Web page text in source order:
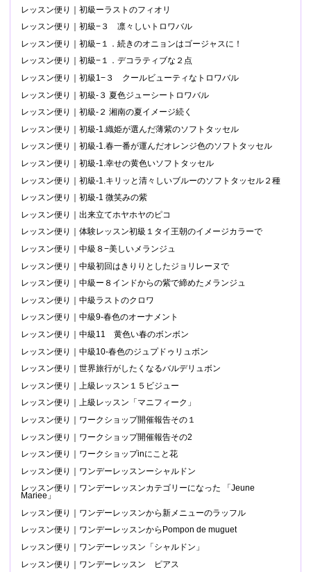
レッスン便り｜初級ーラストのフィオリ
レッスン便り｜初級−３ 凛々しいトロワバル
レッスン便り｜初級−１．続きのオニョンはゴージャスに！
レッスン便り｜初級−１．デコラティブな２点
レッスン便り｜初級1−３ クールビューティなトロワバル
レッスン便り｜初級-３ 夏色ジューシートロワバル
レッスン便り｜初級-２ 湘南の夏イメージ続く
レッスン便り｜初級-1.織姫が選んだ薄紫のソフトタッセル
レッスン便り｜初級-1.春一番が運んだオレンジ色のソフトタッセル
レッスン便り｜初級-1.幸せの黄色いソフトタッセル
レッスン便り｜初級-1.キリッと清々しいブルーのソフトタッセル２種
レッスン便り｜初級-1 微笑みの紫
レッスン便り｜出来立てホヤホヤのピコ
レッスン便り｜体験レッスン初級１タイ王朝のイメージカラーで
レッスン便り｜中級８−美しいメランジュ
レッスン便り｜中級初回はきりりとしたジョリレーヌで
レッスン便り｜中級ー８インドからの紫で締めたメランジュ
レッスン便り｜中級ラストのクロワ
レッスン便り｜中級9-春色のオーナメント
レッスン便り｜中級11 黄色い春のボンボン
レッスン便り｜中級10-春色のジュプドゥリュボン
レッスン便り｜世界旅行がしたくなるバルデリュボン
レッスン便り｜上級レッスン１５ビジュー
レッスン便り｜上級レッスン「マニフィーク」
レッスン便り｜ワークショップ開催報告その１
レッスン便り｜ワークショップ開催報告その2
レッスン便り｜ワークショップinにこと花
レッスン便り｜ワンデーレッスンーシャルドン
レッスン便り｜ワンデーレッスンカテゴリーになった 「Jeune
Mariee」
レッスン便り｜ワンデーレッスンから新メニューのラッフル
レッスン便り｜ワンデーレッスンからPompon de muguet
レッスン便り｜ワンデーレッスン「シャルドン」
レッスン便り｜ワンデーレッスン ピアス